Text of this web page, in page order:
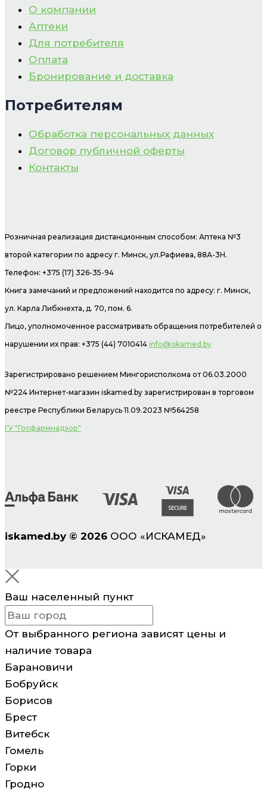
О компании
Аптеки
Для потребителя
Оплата
Бронирование и доставка
Потребителям
Обработка персональных данных
Договор публичной оферты
Контакты
Розничная реализация дистанционным способом: Аптека №3
второй категории по адресу г. Минск, ул.Рафиева, 88А-3Н.
Телефон: +375 (17) 326-35-94
Книга замечаний и предложений находится по адресу: г. Минск,
ул. Карла Либкнехта, д. 70, пом. 6.
Лицо, уполномоченное рассматривать обращения потребителей о
нарушении их прав: +375 (44) 7010414 info@iskamed.by
Зарегистрировано решением Мингорисполкома от 06.03.2000
№224 Интернет-магазин iskamed.by зарегистрирован в торговом
реестре Республики Беларусь 11.09.2023 №564258
ГУ "Госфармнадзор"
iskamed.by © 2026 ООО «ИСКАМЕД»
Ваш населенный пункт
От выбранного региона зависят цены и
наличие товара
Барановичи
Бобруйск
Борисов
Брест
Витебск
Гомель
Горки
Гродно